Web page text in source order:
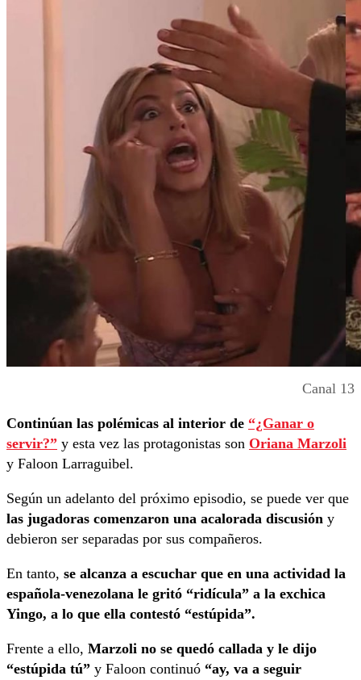
Canal 13
Continúan las polémicas al interior de “¿Ganar o
servir?” y esta vez las protagonistas son Oriana Marzoli
y Faloon Larraguibel.
Según un adelanto del próximo episodio, se puede ver que
las jugadoras comenzaron una acalorada discusión y
debieron ser separadas por sus compañeros.
En tanto, se alcanza a escuchar que en una actividad la
española-venezolana le gritó “ridícula” a la exchica
Yingo, a lo que ella contestó “estúpida”.
Frente a ello, Marzoli no se quedó callada y le dijo
“estúpida tú” y Faloon continuó “ay, va a seguir